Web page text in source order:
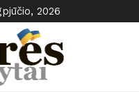
2026